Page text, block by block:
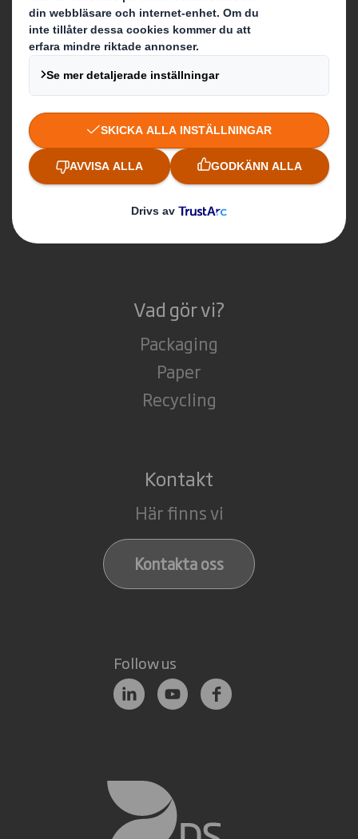
Vilka är vi?
Om DS Smith
Om International Paper
Om IP & DS Smiths sammanslagning
Hållbarhet
Media
Vad gör vi?
Packaging
Paper
Recycling
Kontakt
Här finns vi
Kontakta oss
Follow us